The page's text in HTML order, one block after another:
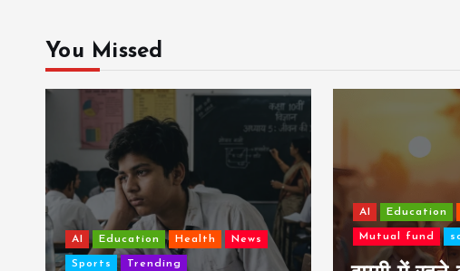
You Missed
AI Education Health News
Sports Trending
AI Education
Mutual fund